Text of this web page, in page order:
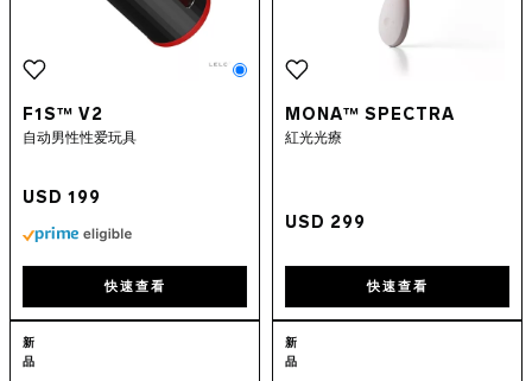
F1S™ V2
自动男性性爱玩具
USD 199
Color
快速查看
MONA™ SPECTRA
紅光光療
USD 299
快速查看
INA™ Thrust
新
品
新
品